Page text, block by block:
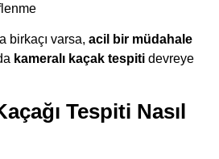
birkaçı varsa, acil bir müdahale
kameralı kaçak tespiti devreye
Tespiti Nasıl